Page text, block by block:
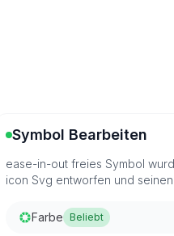
Symbol Bearbeiten
ease-in-out freies Symbol
icon Svg entworfen und
Farbe Beliebt